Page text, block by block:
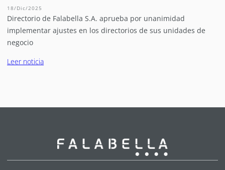
18/Dic/2025
Directorio de Falabella S.A. aprueba por unanimidad
implementar ajustes en los directorios de sus unidades de
negocio
Leer noticia